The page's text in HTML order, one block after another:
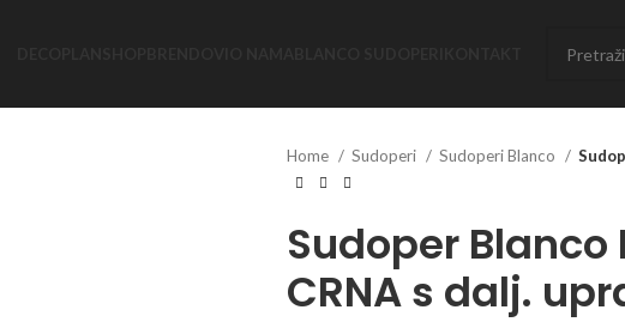
Home
Sudoperi Sudoperi Blanco
Sudoper Blanco
CRNA s dalj.